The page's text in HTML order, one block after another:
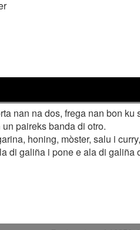
nan na dos, frega nan bon
paireks banda di otro.
honing, mòster, salu i
di galiña i pone e ala di galiña